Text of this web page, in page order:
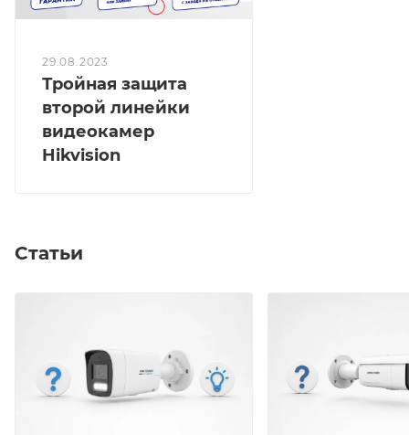
29.08.2023
Тройная защита
второй линейки
видеокамер
Hikvision
Статьи